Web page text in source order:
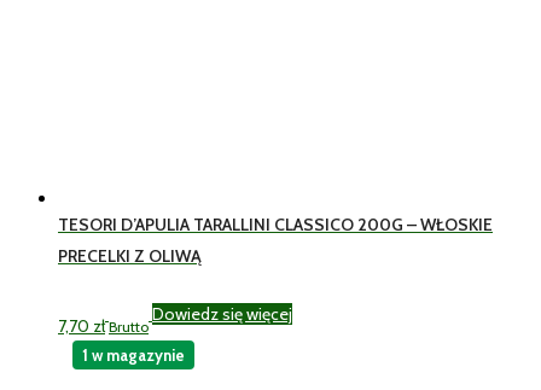
TESORI D’APULIA TARALLINI CLASSICO 200G – WŁOSKIE
PRECELKI Z OLIWĄ
7,70 zł Brutto
Dowiedz się więcej
1 w magazynie